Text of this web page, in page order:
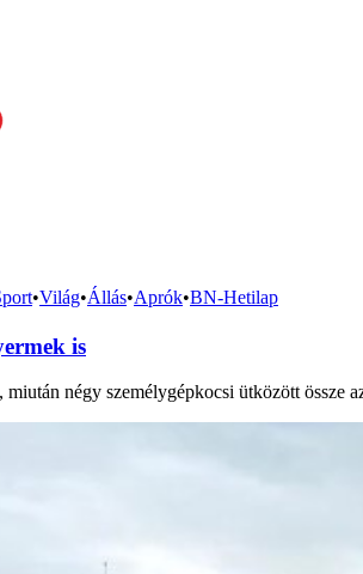
•Világ•Állás•Aprók•BN-Hetilap
is
négy személygépkocsi ütközött